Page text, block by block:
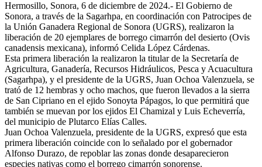
Hermosillo, Sonora, 6 de diciembre de 2024.- El Gobierno de
Sonora, a través de la Sagarhpa, en coordinación con Patrocipes de
la Unión Ganadera Regional de Sonora (UGRS), realizaron la
liberación de 20 ejemplares de borrego cimarrón del desierto (Ovis
canadensis mexicana), informó Celida López Cárdenas.
Esta primera liberación la realizaron la titular de la Secretaría de
Agricultura, Ganadería, Recursos Hidráulicos, Pesca y Acuacultura
(Sagarhpa), y el presidente de la UGRS, Juan Ochoa Valenzuela, se
trató de 12 hembras y ocho machos, que fueron llevados a la sierra
de San Cipriano en el ejido Sonoyta Pápagos, lo que permitirá que
también se muevan por los ejidos El Chamizal y Luis Echeverría,
del municipio de Plutarco Elías Calles.
Juan Ochoa Valenzuela, presidente de la UGRS, expresó que esta
primera liberación coincide con lo señalado por el gobernador
Alfonso Durazo, de repoblar las zonas donde desaparecieron
especies nativas como el borrego cimarrón sonorense.